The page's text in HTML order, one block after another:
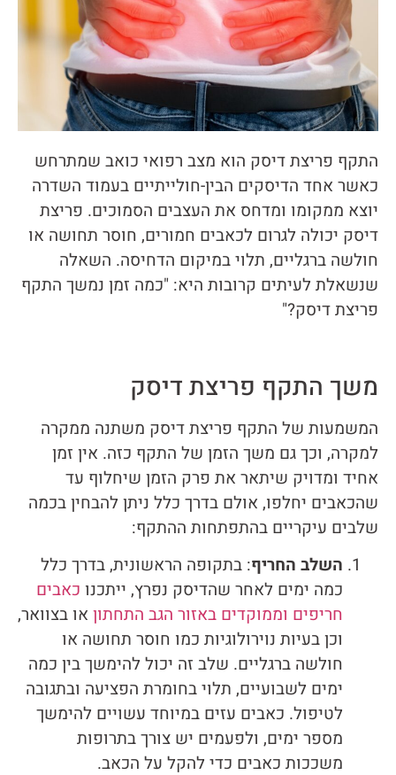
התקף פריצת דיסק הוא מצב רפואי כואב שמתרחש
כאשר אחד הדיסקים הבין-חולייתיים בעמוד השדרה
יוצא ממקומו ומדחס את העצבים הסמוכים. פריצת
דיסק יכולה לגרום לכאבים חמורים, חוסר תחושה או
חולשה ברגליים, תלוי במיקום הדחיסה. השאלה
שנשאלת לעיתים קרובות היא: "כמה זמן נמשך התקף
פריצת דיסק?"
משך התקף פריצת דיסק
המשמעות של התקף פריצת דיסק משתנה ממקרה
למקרה, וכך גם משך הזמן של התקף כזה. אין זמן
אחיד ומדויק שיתאר את פרק הזמן שיחלוף עד
שהכאבים יחלפו, אולם בדרך כלל ניתן להבחין בכמה
שלבים עיקריים בהתפתחות ההתקף:
השלב החריף: בתקופה הראשונית, בדרך כלל
כמה ימים לאחר שהדיסק נפרץ, ייתכנו כאבים
חריפים וממוקדים באזור הגב התחתון או בצוואר,
וכן בעיות נוירולוגיות כמו חוסר תחושה או
חולשה ברגליים. שלב זה יכול להימשך בין כמה
ימים לשבועיים, תלוי בחומרת הפציעה ובתגובה
לטיפול. כאבים עזים במיוחד עשויים להימשך
מספר ימים, ולפעמים יש צורך בתרופות
משככות כאבים כדי להקל על הכאב.